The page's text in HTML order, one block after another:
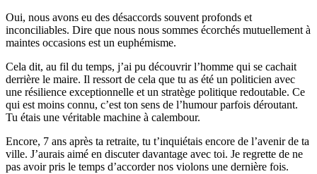
Oui, nous avons eu des désaccords souvent profonds et
inconciliables. Dire que nous nous sommes écorchés mutuellement à
maintes occasions est un euphémisme.
Cela dit, au fil du temps, j’ai pu découvrir l’homme qui se cachait
derrière le maire. Il ressort de cela que tu as été un politicien avec
une résilience exceptionnelle et un stratège politique redoutable. Ce
qui est moins connu, c’est ton sens de l’humour parfois déroutant.
Tu étais une véritable machine à calembour.
Encore, 7 ans après ta retraite, tu t’inquiétais encore de l’avenir de ta
ville. J’aurais aimé en discuter davantage avec toi. Je regrette de ne
pas avoir pris le temps d’accorder nos violons une dernière fois.